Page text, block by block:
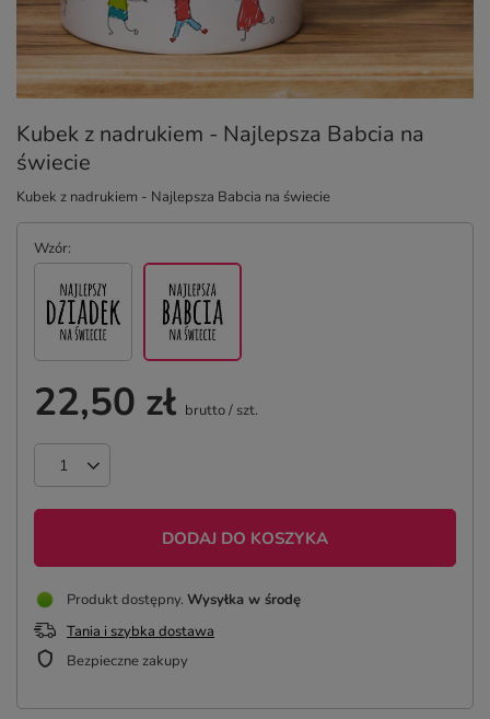
Kubek z nadrukiem - Najlepsza Babcia na
świecie
Kubek z nadrukiem - Najlepsza Babcia na świecie
Wzór
22,50 zł brutto/ szt.
DODAJ DO KOSZYKA
Produkt dostępny Wysyłka w środę
Tania i szybka dostawa
Bezpieczne zakupy